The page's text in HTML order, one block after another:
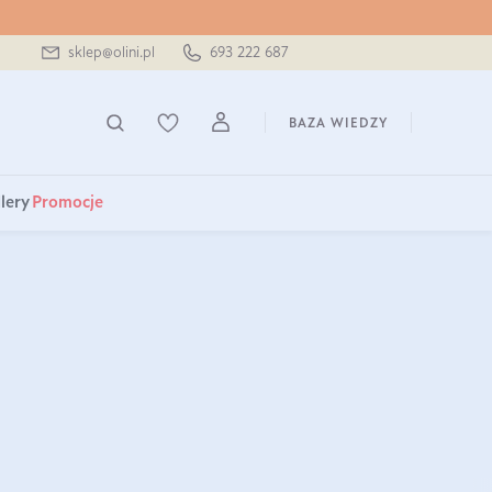
sklep@olini.pl 693 222 687
BAZA WIEDZY
Promocje